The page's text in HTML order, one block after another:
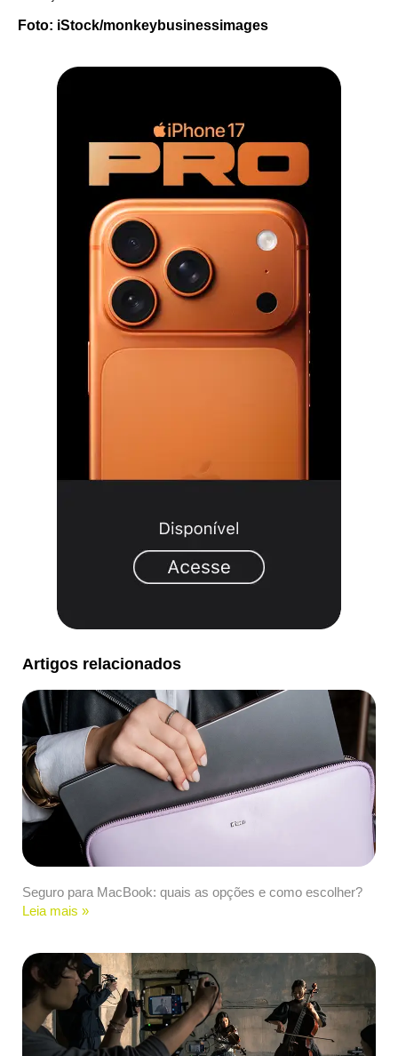
Foto: iStock/monkeybusinessimages
Artigos relacionados
Seguro para MacBook: quais as opções e como escolher?
Leia mais »